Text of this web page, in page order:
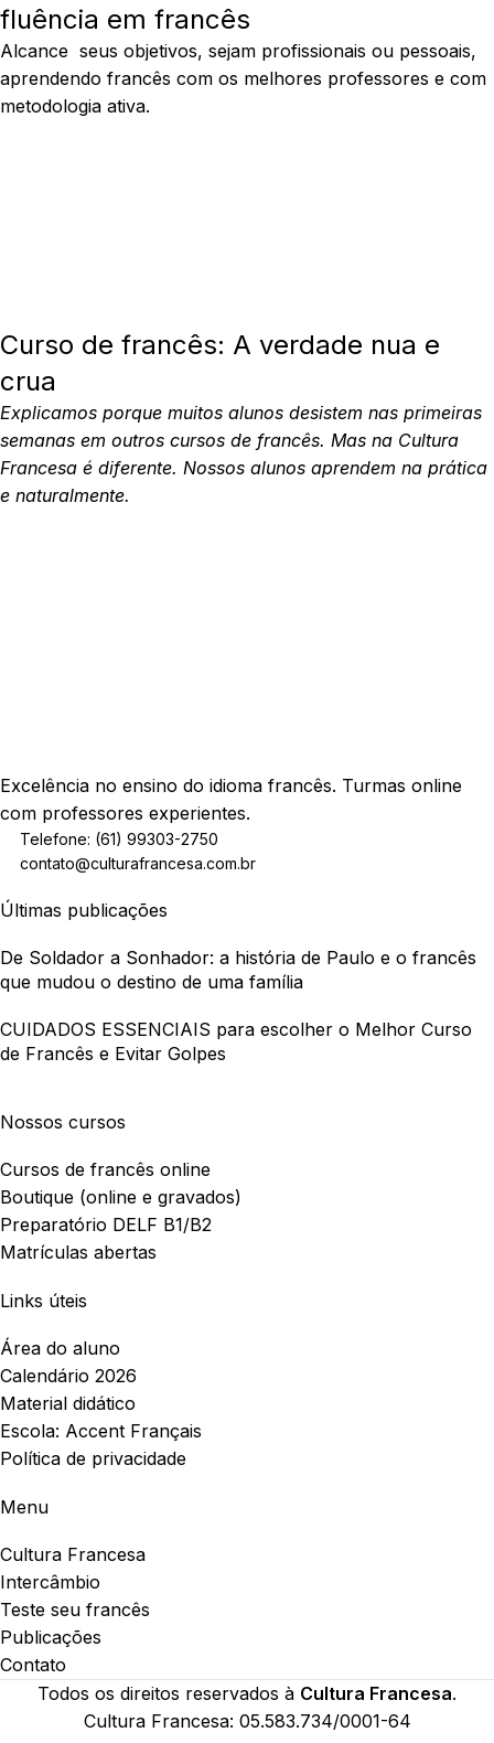
fluência em francês
Alcance seus objetivos, sejam profissionais ou pessoais,
aprendendo francês com os melhores professores e com
metodologia ativa.
Curso de francês: A verdade nua e
crua
Explicamos porque muitos alunos desistem nas primeiras
semanas em outros cursos de francês. Mas na Cultura
Francesa é diferente. Nossos alunos aprendem na prática
e naturalmente.
Excelência no ensino do idioma francês. Turmas online
com professores experientes.
Telefone: (61) 99303-2750
contato@culturafrancesa.com.br
Últimas publicações
De Soldador a Sonhador: a história de Paulo e o francês
que mudou o destino de uma família
CUIDADOS ESSENCIAIS para escolher o Melhor Curso
de Francês e Evitar Golpes
Nossos cursos
Cursos de francês online
Boutique (online e gravados)
Preparatório DELF B1/B2
Matrículas abertas
Links úteis
Área do aluno
Calendário 2026
Material didático
Escola: Accent Français
Política de privacidade
Menu
Cultura Francesa
Intercâmbio
Teste seu francês
Publicações
Contato
Todos os direitos reservados à Cultura Francesa.
Cultura Francesa: 05.583.734/0001-64